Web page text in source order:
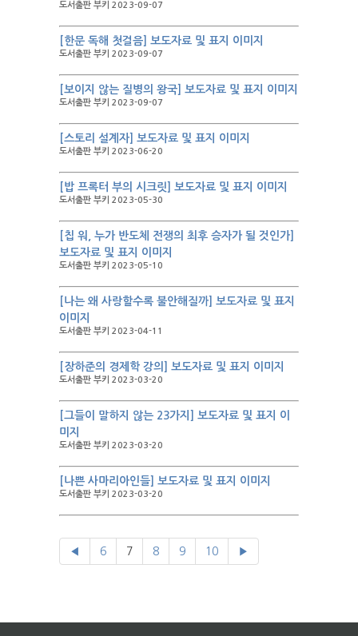
도서출판 부키 2023-09-07
[한문 독해 첫걸음] 보도자료 및 표지 이미지
도서출판 부키 2023-09-07
[보이지 않는 질병의 왕국] 보도자료 및 표지 이미지
도서출판 부키 2023-09-07
[스토리 설계자] 보도자료 및 표지 이미지
도서출판 부키 2023-06-20
[밥 프록터 부의 시크릿] 보도자료 및 표지 이미지
도서출판 부키 2023-05-30
[칩 워, 누가 반도체 전쟁의 최후 승자가 될 것인가]
보도자료 및 표지 이미지
도서출판 부키 2023-05-10
[나는 왜 사랑할수록 불안해질까] 보도자료 및 표지
이미지
도서출판 부키 2023-04-11
[장하준의 경제학 강의] 보도자료 및 표지 이미지
도서출판 부키 2023-03-20
[그들이 말하지 않는 23가지] 보도자료 및 표지 이
미지
도서출판 부키 2023-03-20
[나쁜 사마리아인들] 보도자료 및 표지 이미지
도서출판 부키 2023-03-20
◀ 6 7 8 9 10 ▶